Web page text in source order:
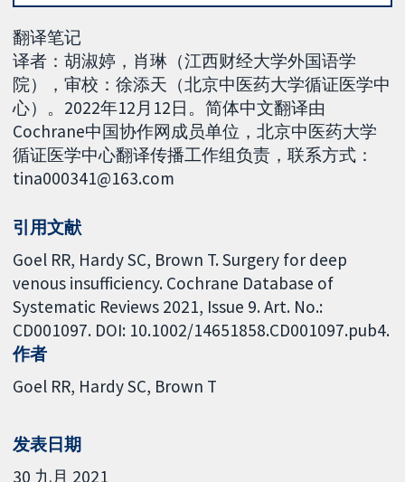
翻译笔记
译者：胡淑婷，肖琳（江西财经大学外国语学
院），审校：徐添天（北京中医药大学循证医学中
心）。2022年12月12日。简体中文翻译由
Cochrane中国协作网成员单位，北京中医药大学
循证医学中心翻译传播工作组负责，联系方式：
tina000341@163.com
引用文献
Goel RR, Hardy SC, Brown T. Surgery for deep
venous insufficiency. Cochrane Database of
Systematic Reviews 2021, Issue 9. Art. No.:
CD001097. DOI: 10.1002/14651858.CD001097.pub4.
作者
Goel RR Hardy SC Brown T
发表日期
30 九月 2021